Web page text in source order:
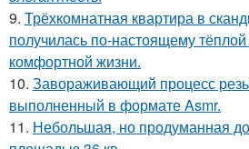
9. Трёхкомнатная квартира в
получилась по-настоящему
комфортной жизни.
10. Завораживающий процесс
выполненный в формате Asmr.
11. Небольшая, но продуманная